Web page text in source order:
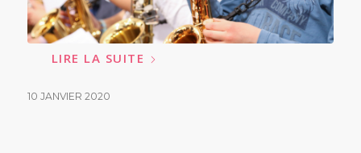
LIRE LA SUITE
10 JANVIER 2020